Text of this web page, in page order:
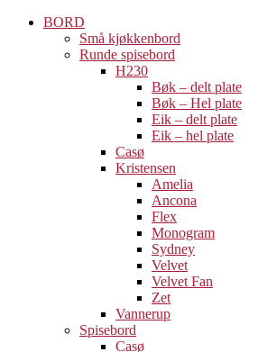
BORD
Små kjøkkenbord
Runde spisebord
H230
Bøk – delt plate
Bøk – Hel plate
Eik – delt plate
Eik – hel plate
Casø
Kristensen
Amelia
Ancona
Flex
Monogram
Sydney
Velvet
Velvet Fan
Zet
Vannerup
Spisebord
Casø